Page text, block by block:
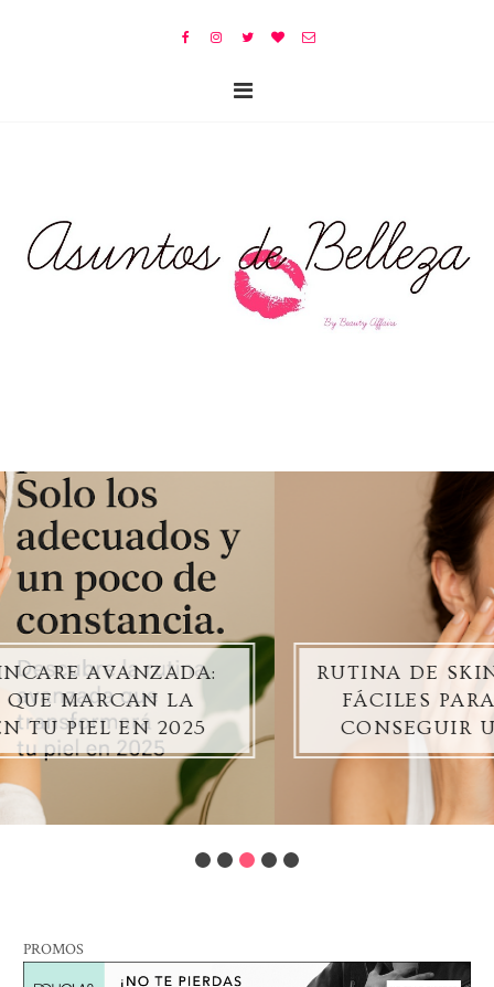
RUTINA DE SKINCARE DIARIA: PASOS
FÁCILES PARA CUIDAR TU PIEL Y
CONSEGUIR UN GLOW NATURAL
PROMOS